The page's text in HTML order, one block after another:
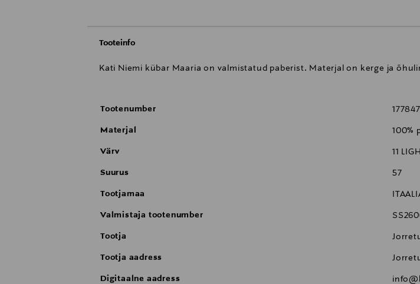
Tooteinfo
Kati Niemi kübar Maaria on valmistatud paberist. Materjal on kerge ja
Tootenumber
Materjal 100%
Värv 11
Suurus 57
Tootjamaa
Valmistaja tootenumber
Tootja
Tootja aadress
Digitaalne aadress